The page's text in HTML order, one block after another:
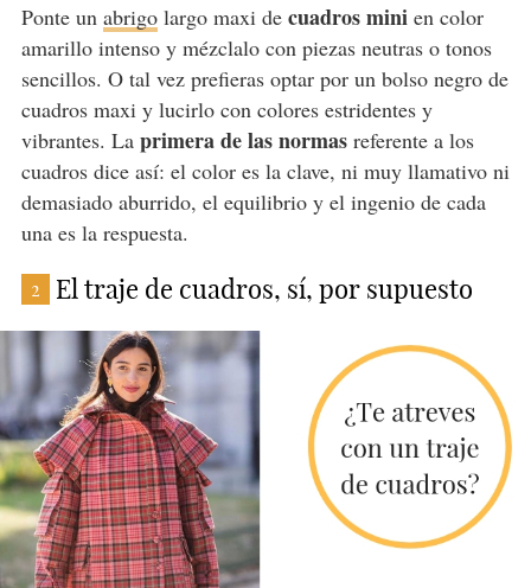
Ponte un abrigolargo maxi de cuadros minien color
amarillo intenso y mézclalo con piezas neutras o tonos
sencillos. O tal vez prefieras optar por un bolso negro de
cuadros maxi y lucirlo con colores estridentes y
vibrantes. La primera de las normasreferente a los
cuadros dice así: el color es la clave, ni muy llamativo ni
demasiado aburrido, el equilibrio y el ingenio de cada
una es la respuesta.
2 El traje de cuadros, sí, por supuesto